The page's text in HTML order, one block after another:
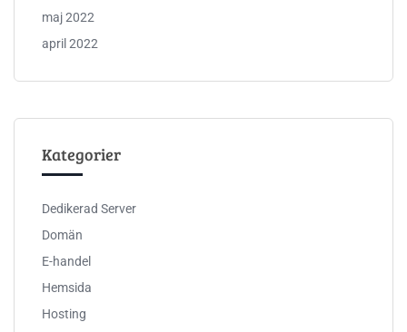
maj 2022
april 2022
Kategorier
Dedikerad Server
Domän
E-handel
Hemsida
Hosting